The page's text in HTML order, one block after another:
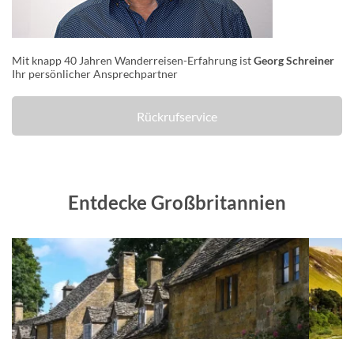
Mit knapp 40 Jahren Wanderreisen-Erfahrung istGeorg Schreiner
Ihr persönlicher Ansprechpartner
Rückrufservice
Entdecke Großbritannien